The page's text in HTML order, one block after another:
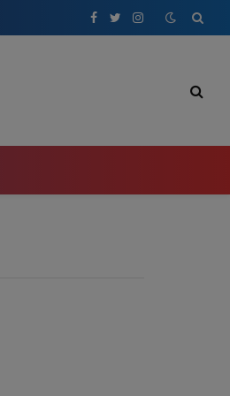
Facebook
TwitterInstagram